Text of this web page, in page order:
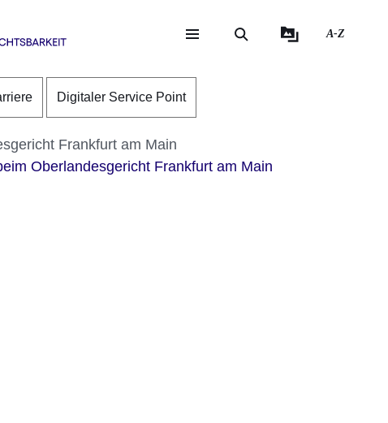
der Seite
der Seite
A-Z
Digitaler Service Point
Frankfurt am Main
Oberlandesgericht Frankfurt am Main